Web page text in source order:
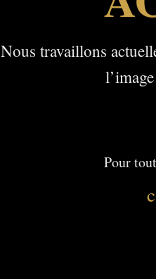
Nous travaillons
Pour